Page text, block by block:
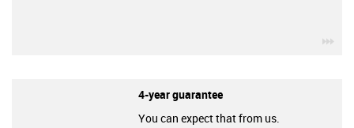
4-year guarantee
You can expect that from us.